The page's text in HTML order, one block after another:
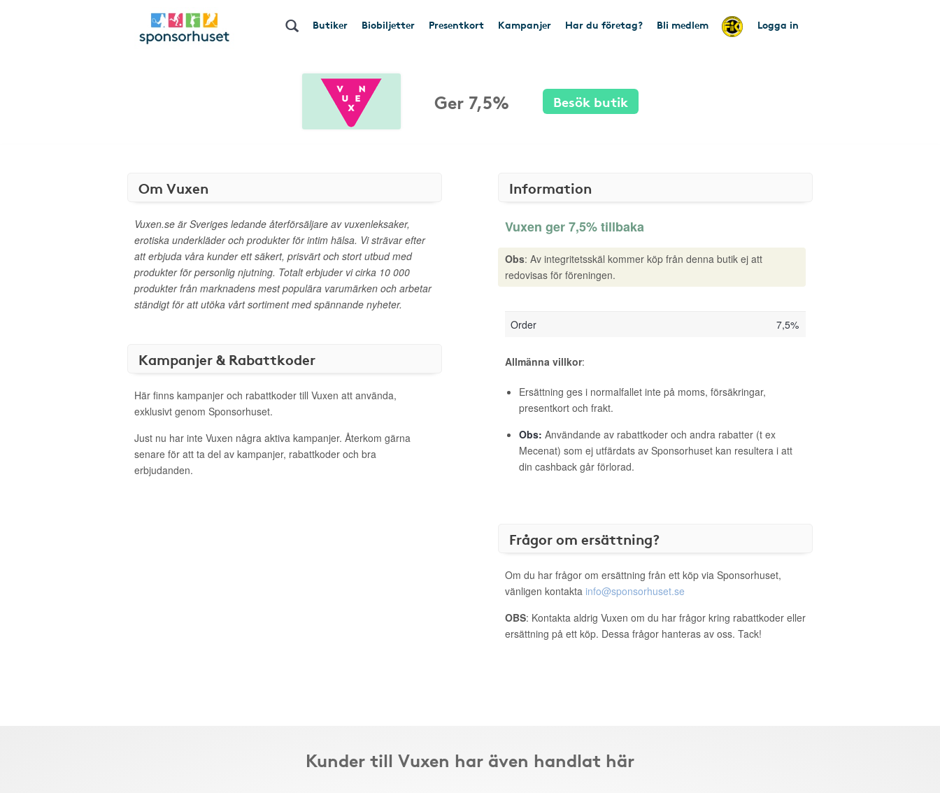
Butiker Biobiljetter Presentkort Kampanjer Har du företag? Bli medlem Logga in
Ger 7,5% Besök butik
Om Vuxen
Vuxen.se är Sveriges ledande återförsäljare av vuxenleksaker,
erotiska underkläder och produkter för intim hälsa. Vi strävar efter
att erbjuda våra kunder ett säkert, prisvärt och stort utbud med
produkter för personlig njutning. Totalt erbjuder vi cirka 10 000
produkter från marknadens mest populära varumärken och arbetar
ständigt för att utöka vårt sortiment med spännande nyheter.
Kampanjer & Rabattkoder
Här finns kampanjer och rabattkoder till Vuxen att använda,
exklusivt genom Sponsorhuset.
Just nu har inte Vuxen några aktiva kampanjer. Återkom gärna
senare för att ta del av kampanjer, rabattkoder och bra
erbjudanden.
Information
Vuxen ger 7,5% tillbaka
Obs: Av integritetsskäl kommer köp från denna butik ej att
redovisas för föreningen.
Order 7,5%
Allmänna villkor:
Ersättning ges i normalfallet inte på moms, försäkringar,
presentkort och frakt.
Obs: Användande av rabattkoder och andra rabatter (t ex
Mecenat) som ej utfärdats av Sponsorhuset kan resultera i att
din cashback går förlorad.
Frågor om ersättning?
Om du har frågor om ersättning från ett köp via Sponsorhuset,
vänligen kontakta info@sponsorhuset.se
OBS: Kontakta aldrig Vuxen om du har frågor kring rabattkoder eller
ersättning på ett köp. Dessa frågor hanteras av oss. Tack!
Kunder till Vuxen har även handlat här